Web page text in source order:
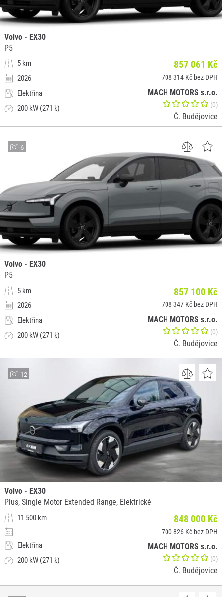
Volvo - EX30
P5
5 km
2026
Elektřina
200 kW (271 k)
857 061 Kč
708 314 Kč bez DPH
MACH MOTORS s.r.o.
(0)
Č. Budějovice
6
Volvo - EX30
P5
5 km
2026
Elektřina
200 kW (271 k)
857 100 Kč
708 347 Kč bez DPH
MACH MOTORS s.r.o.
(0)
Č. Budějovice
12
Volvo - EX30
Plus, Single Motor Extended Range, Elektrické
11 500 km
Elektřina
200 kW (271 k)
848 000 Kč
700 826 Kč bez DPH
MACH MOTORS s.r.o.
(0)
Č. Budějovice